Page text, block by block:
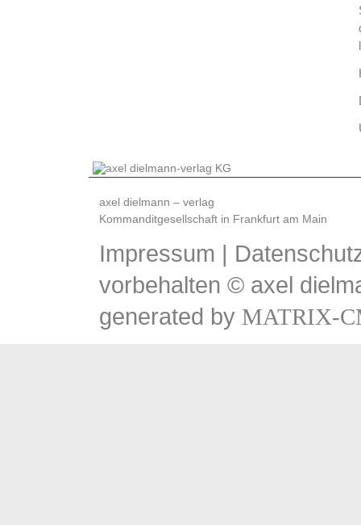
axel dielmann – verlag
Kommanditgesellschaft in Frankfurt am Main
Impressum |
vorbehalten © axel
generated by MATRIX-